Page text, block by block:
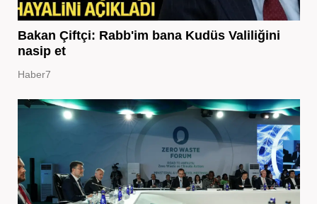
Bakan Çiftçi: Rabb'im bana Kudüs Valiliğini
nasip et
Haber7